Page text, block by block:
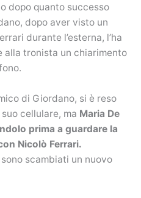
dopo quanto successo
dopo aver visto un
durante l’esterna, l’ha
alla tronista un chiarimento
di Giordano, si è reso
cellulare, ma Maria De
prima a guardare la
Nicolò Ferrari.
scambiati un nuovo